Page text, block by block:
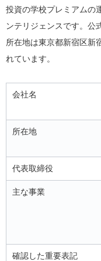
投資の学校プレミアムの
ンテリジェンスです。公
所在地は東京都新宿区新
れています。
会社名
所在地
代表取締役
主な事業
確認した重要表記